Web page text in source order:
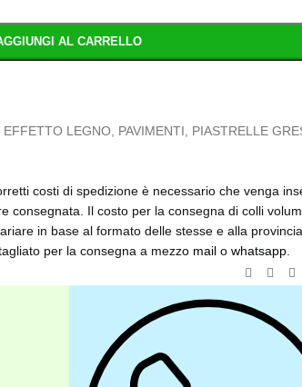
AL CARRELLO
EFFETTO LEGNO PAVIMENTI
PIASTRELLE
costi di spedizione è necessario che venga
consegnata. Il costo per la consegna di colli
in base al formato delle stesse e alla
per la consegna a mezzo mail o whatsapp